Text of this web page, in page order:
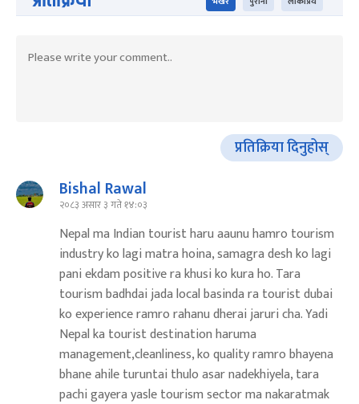
प्रतिक्रिया दिनुहोस्
Bishal Rawal
२०८३ असार ३ गते १४:०३
Nepal ma Indian tourist haru aaunu hamro tourism
industry ko lagi matra hoina, samagra desh ko lagi
pani ekdam positive ra khusi ko kura ho. Tara
tourism badhdai jada local basinda ra tourist dubai
ko experience ramro rahanu dherai jaruri cha. Yadi
Nepal ka tourist destination haruma
management,cleanliness, ko quality ramro bhayena
bhane ahile turuntai thulo asar nadekhiyela, tara
pachi gayera yasle tourism sector ma nakaratmak